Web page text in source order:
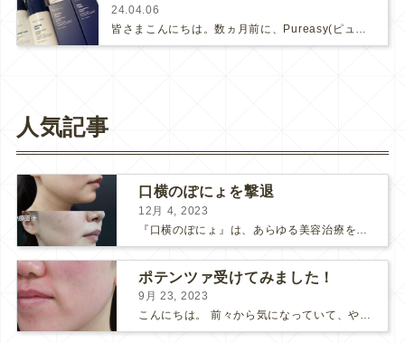
24.04.06
皆さまこんにちは。数ヵ月前に、Pureasy(ピュレアジー)のプレゼントキャンペーンに応募したところ、当選通知が来ており、先日商品…
人気記事
口横のぽにょを撃退
12月 4, 2023
ポテンツァ受けてみました！
9月 23, 2023
こんにちは。 前々から気になっていて、やってみたい！ と思っていたポテンツァが当院に導入され私も体験してみました♪ 施術をする看護師として、ポテンツァとは何かをお伝えできればいいなと思い...